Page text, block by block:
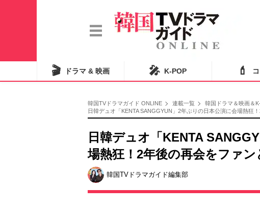
🎬 ドラマ & 映画 🎤 K-POP 💄
韓国TVドラマガイド ONLINE 連載一覧
韓国ドラマ＆映画＆
日韓デュオ「KENTA SANGGYUN」2年ぶりの日本公演に会場熱狂
日韓デュオ「KENTA
場熱狂！2年後の再会をファ
韓国TVドラマガイド編集部